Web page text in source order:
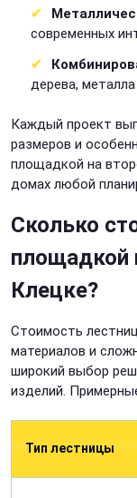
современных
дерева,
Каждый проект
размеров и
площадкой на
домах любой
Сколько
площадкой
Клецке?
Стоимость
материалов и
широкий выбор
изделий.
Тип лестницы